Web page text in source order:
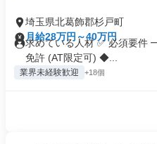
埼玉県北葛飾郡杉戸町
月給28万円～40万円
求めている人材 ✅ 必須
免許 (AT限定可) ◆...
業界未経験歓迎 +18個